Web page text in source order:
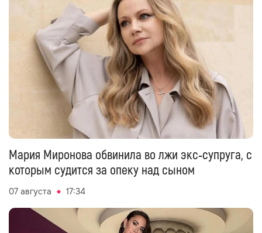
Мария Миронова обвинила во лжи экс‑супруга, с
которым судится за опеку над сыном
07 августа 17:34